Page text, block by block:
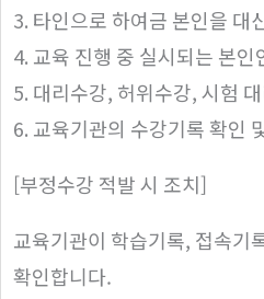
3. 타인으로 하여금 본인을 대
4. 교육 진행 중 실시되는 본
5. 대리수강, 허위수강, 시험
6. 교육기관의 수강기록 확인
[부정수강 적발 시 조치]
교육기관이 학습기록, 접속기
확인합니다.